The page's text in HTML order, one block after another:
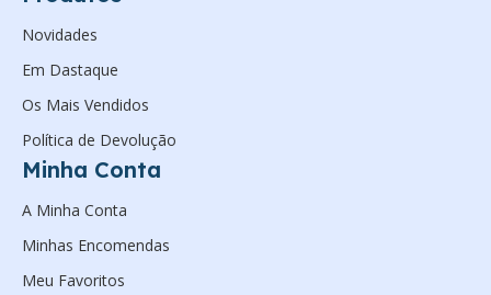
Novidades
Em Dastaque
Os Mais Vendidos
Política de Devolução
Minha Conta
A Minha Conta
Minhas Encomendas
Meu Favoritos